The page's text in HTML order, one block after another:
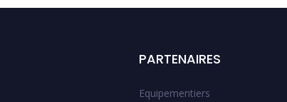
PARTENAIRES
Equipementiers